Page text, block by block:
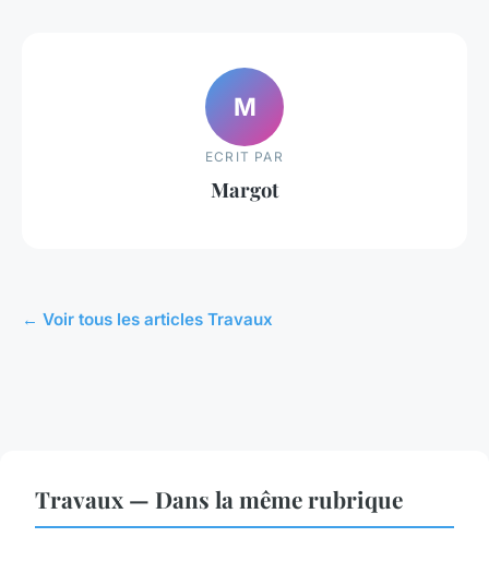
M
ECRIT PAR
Margot
← Voir tous les articles Travaux
Travaux — Dans la même rubrique